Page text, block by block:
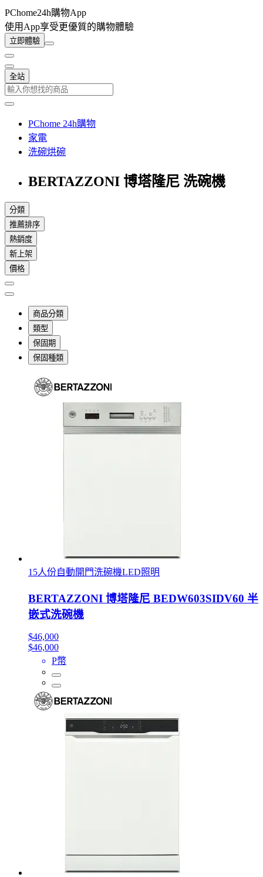
PChome24h購物App
使用App享受更優質的購物體驗
立即體驗
全站
PChome 24h購物
家電
洗碗烘碗
BERTAZZONI 博塔隆尼 洗碗機
分類
推薦排序
熱銷度
新上架
價格
商品分類
類型
保固期
保固種類
15人份自動開門洗碗機LED照明
BERTAZZONI 博塔隆尼 BEDW603SIDV60 半
嵌式洗碗機
$46,000
$46,000
P幣